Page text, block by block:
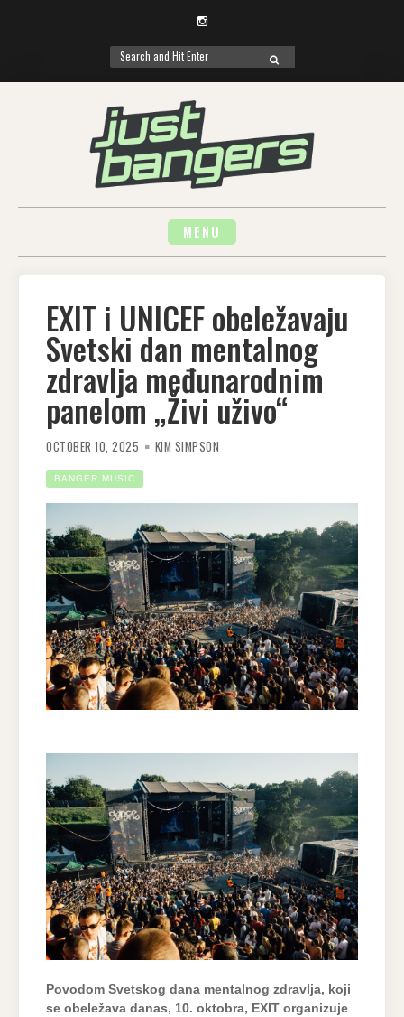
Instagram
Search
for:
SEARCH
MENU
EXIT i UNICEF obeležavaju
Svetski dan mentalnog
zdravlja međunarodnim
panelom „Živi uživo“
OCTOBER 10, 2025 KIM SIMPSON
BANGER MUSIC
Povodom Svetskog dana mentalnog zdravlja, koji
se obeležava danas, 10. oktobra, EXIT organizuje